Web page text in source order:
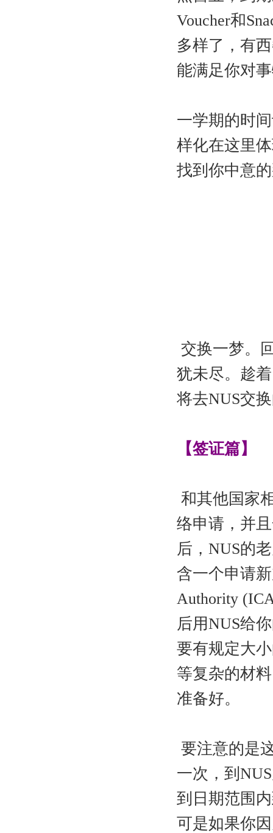
Voucher和
多样了，有
能满足你对
一学期的时
样化在这里
找到你中意
交换一梦。
犹未尽。趁
将去NUS交
【签证篇】
和其他国家
络申请，并
后，NUS的
含一个申请
Authority
后用NUS给
要有规定大
等复杂的材
准备好。
要注意的是
一次，到
到日期范围
可是如果你